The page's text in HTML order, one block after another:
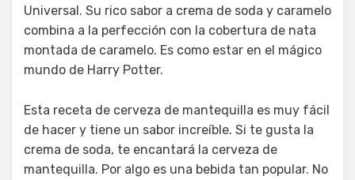
Universal. Su rico sabor a crema de soda y caramelo
combina a la perfección con la cobertura de nata
montada de caramelo. Es como estar en el mágico
mundo de Harry Potter.
Esta receta de cerveza de mantequilla es muy fácil
de hacer y tiene un sabor increíble. Si te gusta la
crema de soda, te encantará la cerveza de
mantequilla. Por algo es una bebida tan popular. No